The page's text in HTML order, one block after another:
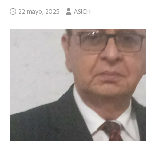
22 mayo, 2025 ASICH